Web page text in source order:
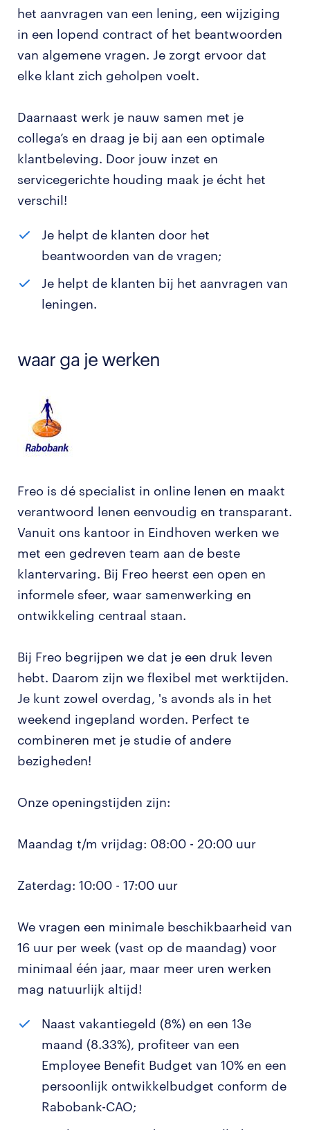
het aanvragen van een lening, een wijziging
in een lopend contract of het beantwoorden
van algemene vragen. Je zorgt ervoor dat
elke klant zich geholpen voelt.
Daarnaast werk je nauw samen met je
collega’s en draag je bij aan een optimale
klantbeleving. Door jouw inzet en
servicegerichte houding maak je écht het
verschil!
Je helpt de klanten door het
beantwoorden van de vragen;
Je helpt de klanten bij het aanvragen van
leningen.
waar ga je werken
Freo is dé specialist in online lenen en maakt
verantwoord lenen eenvoudig en transparant.
Vanuit ons kantoor in Eindhoven werken we
met een gedreven team aan de beste
klantervaring. Bij Freo heerst een open en
informele sfeer, waar samenwerking en
ontwikkeling centraal staan.
Bij Freo begrijpen we dat je een druk leven
hebt. Daarom zijn we flexibel met werktijden.
Je kunt zowel overdag, 's avonds als in het
weekend ingepland worden. Perfect te
combineren met je studie of andere
bezigheden!
Onze openingstijden zijn:
Maandag t/m vrijdag: 08:00 - 20:00 uur
Zaterdag: 10:00 - 17:00 uur
We vragen een minimale beschikbaarheid van
16 uur per week (vast op de maandag) voor
minimaal één jaar, maar meer uren werken
mag natuurlijk altijd!
Naast vakantiegeld (8%) en een 13e
maand (8.33%), profiteer van een
Employee Benefit Budget van 10% en een
persoonlijk ontwikkelbudget conform de
Rabobank-CAO;